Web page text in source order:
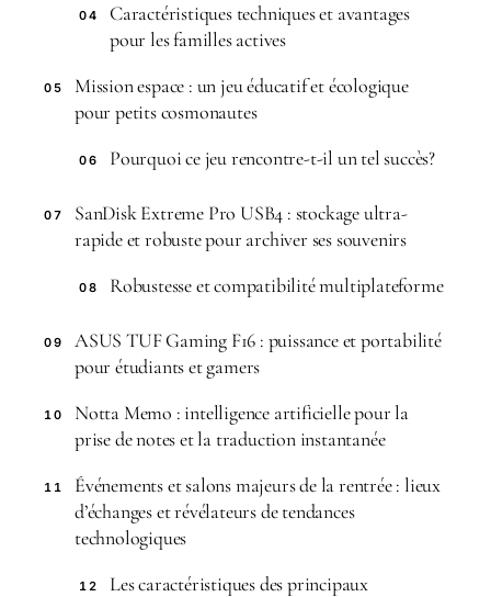
04
Caractéristiques techniques et avantages
pour les familles actives
05
Mission espace : un jeu éducatif et écologique
pour petits cosmonautes
06 Pourquoi ce jeu rencontre-t-il un tel succès?
07
SanDisk Extreme Pro USB4 : stockage ultra-
rapide et robuste pour archiver ses souvenirs
08 Robustesse et compatibilité multiplateforme
09
ASUS TUF Gaming F16 : puissance et portabilité
pour étudiants et gamers
10
Notta Memo : intelligence artificielle pour la
prise de notes et la traduction instantanée
11
Événements et salons majeurs de la rentrée : lieux
d’échanges et révélateurs de tendances
technologiques
12
Les caractéristiques des principaux